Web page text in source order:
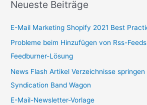
Neueste Beiträge
E-Mail Marketing Shopify 2021 Best
Probleme beim Hinzufügen von Rss-
Feedburner-Lösung
News Flash Artikel Verzeichnisse
Syndication Band Wagon
E-Mail-Newsletter-Vorlage